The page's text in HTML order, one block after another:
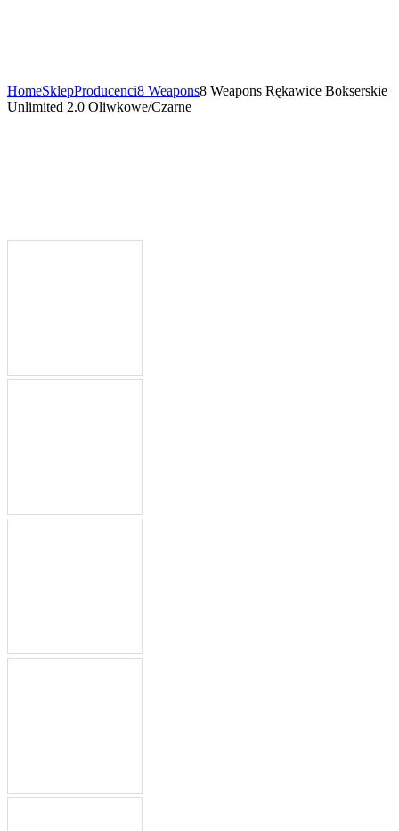
HomeSklepProducenci8 Weapons8 Weapons Rękawice Bokserskie
Unlimited 2.0 Oliwkowe/Czarne